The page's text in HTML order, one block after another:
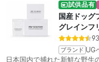
試供品有
国産ドッグ
グレインフ
ブランド UG
日本国内で捕れた新鮮な野生